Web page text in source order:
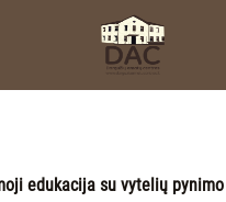
edukacija su vytelių